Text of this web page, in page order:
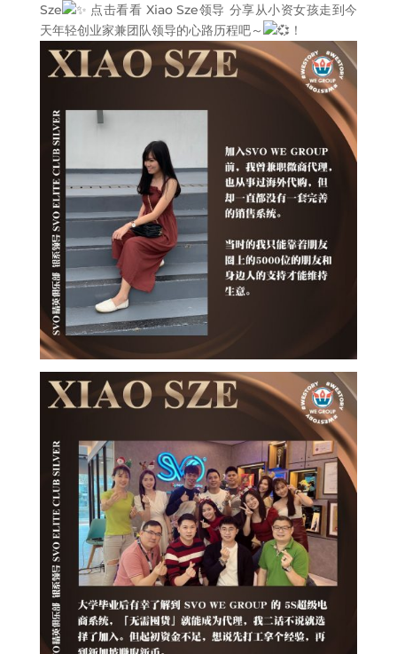
Sze
点击看看 Xiao Sze领导 分享从小资女孩走到今
天年轻创业家兼团队领导的心路历程吧～
！